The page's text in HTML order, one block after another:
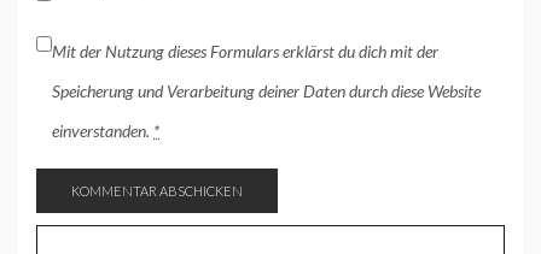
Mit der Nutzung dieses Formulars erklärst du dich mit der
Speicherung und Verarbeitung deiner Daten durch diese Website
einverstanden. *